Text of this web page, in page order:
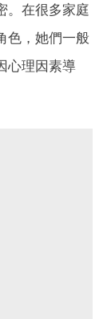
。在很多家庭
色，她們一般
心理因素導